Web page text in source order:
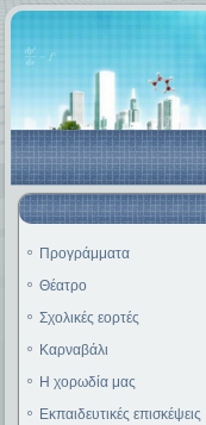
Προγράμματα
Θέατρο
Σχολικές εορτές
Καρναβάλι
Η χορωδία μας
Εκπαιδευτικές επισκέψεις